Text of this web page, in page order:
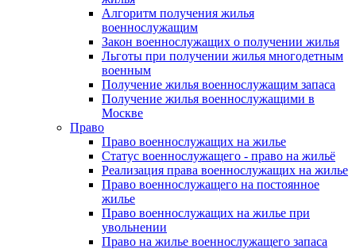
Алгоритм получения жилья
военнослужащим
Закон военнослужащих о получении жилья
Льготы при получении жилья многодетным
военным
Получение жилья военнослужащим запаса
Получение жилья военнослужащими в
Москве
Право
Право военнослужащих на жилье
Статус военнослужащего - право на жильё
Реализация права военнослужащих на жилье
Право военнослужащего на постоянное
жилье
Право военнослужащих на жилье при
увольнении
Право на жилье военнослужащего запаса